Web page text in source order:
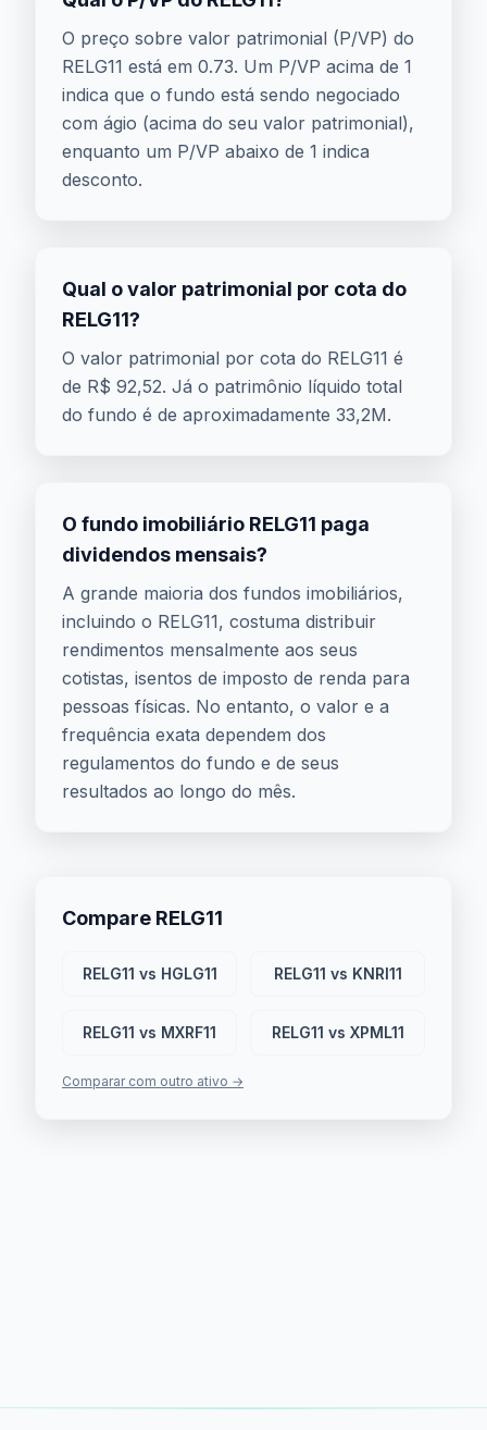
O preço sobre valor patrimonial (P/VP) do
RELG11 está em 0.73. Um P/VP acima de 1
indica que o fundo está sendo negociado
com ágio (acima do seu valor patrimonial),
enquanto um P/VP abaixo de 1 indica
desconto.
Qual o valor patrimonial por cota do
RELG11?
O valor patrimonial por cota do RELG11 é
de R$ 92,52. Já o patrimônio líquido total
do fundo é de aproximadamente 33,2M.
O fundo imobiliário RELG11 paga
dividendos mensais?
A grande maioria dos fundos imobiliários,
incluindo o RELG11, costuma distribuir
rendimentos mensalmente aos seus
cotistas, isentos de imposto de renda para
pessoas físicas. No entanto, o valor e a
frequência exata dependem dos
regulamentos do fundo e de seus
resultados ao longo do mês.
Compare RELG11
RELG11 vs HGLG11 RELG11 vs KNRI11
RELG11 vs MXRF11 RELG11 vs XPML11
Comparar com outro ativo →